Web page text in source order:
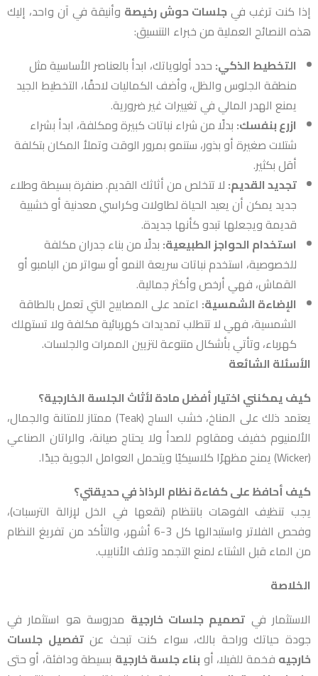
إذا كنت ترغب فيجلسات حوش رخيصة وأنيقة في آن واحد، إليك
هذه النصائح العملية من خبراء التنسيق:
التخطيط الذكي: حدد أولوياتك، ابدأ بالعناصر الأساسية مثل
منطقة الجلوس والظل، وأضف الكماليات لاحقًا، التخطيط الجيد
يمنع الهدر المالي في تغييرات غير ضرورية.
ازرع بنفسك: بدلًا من شراء نباتات كبيرة ومكلفة، ابدأ بشراء
شتلات صغيرة أو بذور، ستنمو بمرور الوقت وتملأ المكان بتكلفة
أقل بكثير.
تجديد القديم: لا تتخلص من أثاثك القديم. صنفرة بسيطة وطلاء
جديد يمكن أن يعيد الحياة لطاولات وكراسي معدنية أو خشبية
قديمة ويجعلها تبدو كأنها جديدة.
استخدام الحواجز الطبيعية: بدلًا من بناء جدران مكلفة
للخصوصية، استخدم نباتات سريعة النمو أو سواتر من البامبو أو
القماش، فهي أرخص وأكثر جمالية.
الإضاءة الشمسية: اعتمد على المصابيح التي تعمل بالطاقة
الشمسية، فهي لا تتطلب تمديدات كهربائية مكلفة ولا تستهلك
كهرباء، وتأتي بأشكال متنوعة لتزيين الممرات والجلسات.
الأسئلة الشائعة
كيف يمكنني اختيار أفضل مادة لأثاث الجلسة الخارجية؟
يعتمد ذلك على المناخ، خشب الساج (Teak) ممتاز للمتانة والجمال،
الألمنيوم خفيف ومقاوم للصدأ ولا يحتاج صيانة، والراتان الصناعي
(Wicker) يمنح مظهرًا كلاسيكيًا ويتحمل العوامل الجوية جيدًا.
كيف أحافظ على كفاءة نظام الرذاذ في حديقتي؟
يجب تنظيف الفوهات بانتظام (نقعها في الخل لإزالة الترسبات)،
وفحص الفلاتر واستبدالها كل 3-6 أشهر، والتأكد من تفريغ النظام
من الماء قبل الشتاء لمنع التجمد وتلف الأنابيب.
الخلاصة
الاستثمار في تصميم جلسات خارجية مدروسة هو استثمار في
جودة حياتك وراحة بالك، سواء كنت تبحث عنتفصيل جلسات
خارجيه فخمة للفيلا، أو بناء جلسة خارجية بسيطة ودافئة، أو حتى